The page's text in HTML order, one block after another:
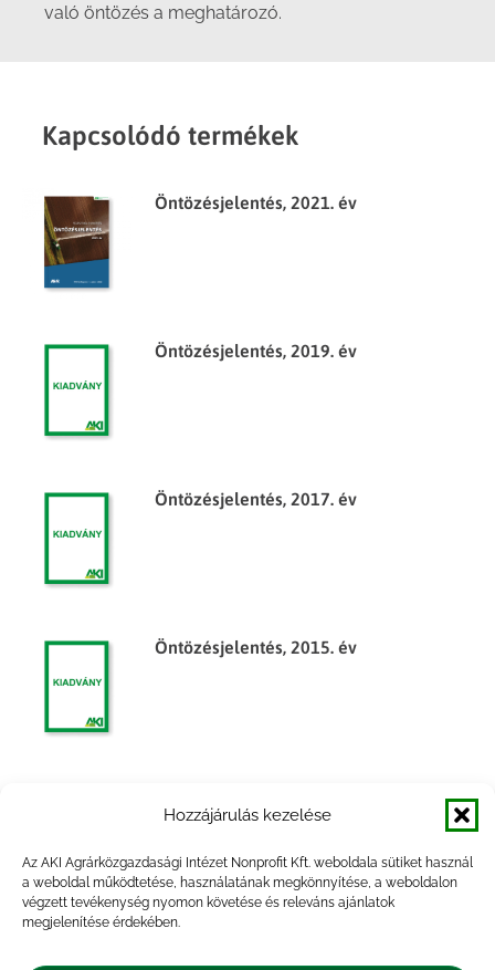
Hozzájárulás kezelése
Az AKI Agrárközgazdasági Intézet Nonprofit Kft. weboldala sütiket használ
a weboldal működtetése, használatának megkönnyítése, a weboldalon
végzett tevékenység nyomon követése és releváns ajánlatok
megjelenítése érdekében.
való öntözés a meghatározó.
Kapcsolódó termékek
Öntözésjelentés, 2021. év
Öntözésjelentés, 2019. év
Öntözésjelentés, 2017. év
Öntözésjelentés, 2015. év
(2013. október 7-i operatív jelentések
alapján)